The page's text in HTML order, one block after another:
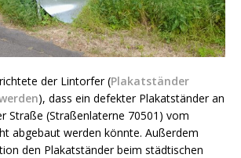
der Lintorfer (Plakatständer
), dass ein defekter Plakatständer an
Straße (Straßenlaterne 70501) vom
abgebaut werden könnte. Außerdem
den Plakatständer beim städtischen